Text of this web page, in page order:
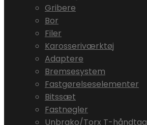
Gribere
Bor
Filer
Karosseriværktøj
Adaptere
Bremsesystem
Fastgørelseselementer
Bitssæt
Fastnøgler
Unbrako/Torx T-håndtag